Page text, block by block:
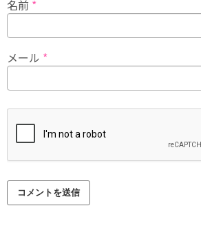
名前 *
メール *